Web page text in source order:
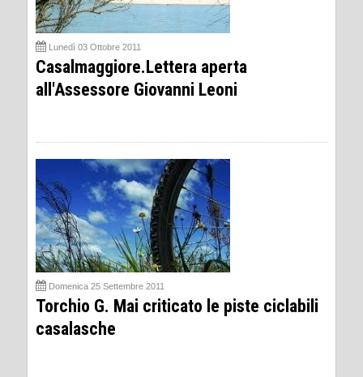
Lunedì 03 Ottobre 2011
Casalmaggiore.Lettera aperta
all'Assessore Giovanni Leoni
Domenica 25 Settembre 2011
Torchio G. Mai criticato le piste ciclabili
casalasche